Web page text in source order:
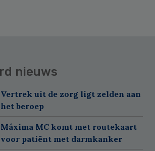
nieuws
Vertrek uit de zorg ligt zelden aan
het beroep
Máxima MC komt met routekaart
voor patiënt met darmkanker